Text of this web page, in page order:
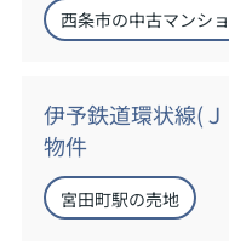
西条市の中古マンシ
伊予鉄道環状線(
物件
宮田町駅の売地